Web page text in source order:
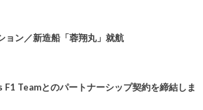
ョン／新造船「蓉翔丸」就航
F1 Teamとのパートナーシップ契約を締結しま